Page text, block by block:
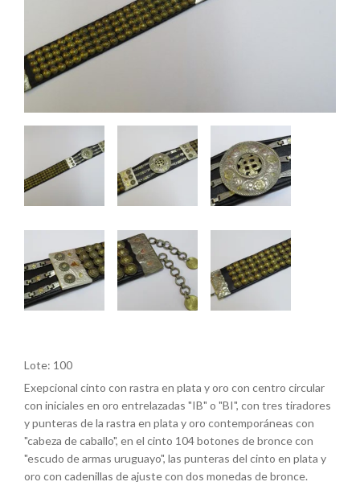
Lote: 100
Exepcional cinto con rastra en plata y oro con centro circular
con iniciales en oro entrelazadas "IB" o "BI", con tres tiradores
y punteras de la rastra en plata y oro contemporáneas con
"cabeza de caballo", en el cinto 104 botones de bronce con
"escudo de armas uruguayo", las punteras del cinto en plata y
oro con cadenillas de ajuste con dos monedas de bronce.